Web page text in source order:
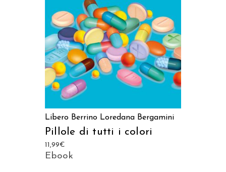
AGGIUNGI AL CARRELLO
Libero Berrino Loredana Bergamini
Pillole di tutti i colori
11,99€
Ebook